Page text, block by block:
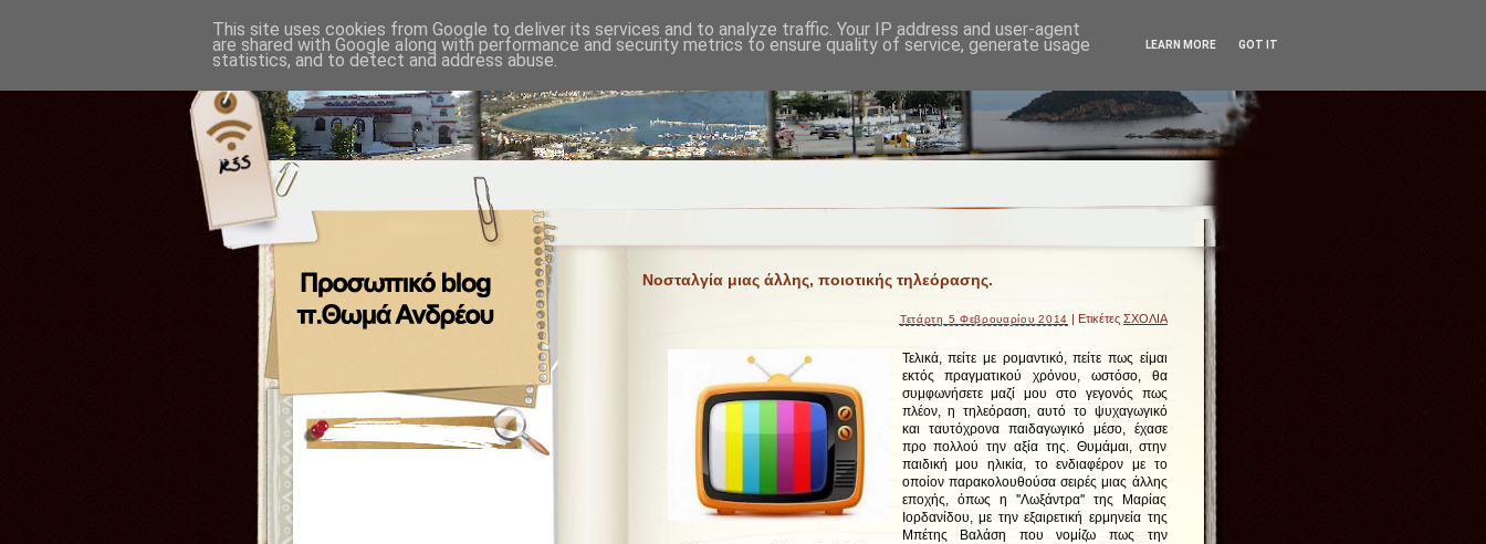
Νοσταλγία μιας άλλης, ποιοτικής τηλεόρασης.
Τετάρτη 5 Φεβρουαρίου 2014 | Ετικέτες ΣΧΟΛΙΑ
Τελικά, πείτε με ρομαντικό, πείτε πως είμαι
εκτός πραγματικού χρόνου, ωστόσο, θα
συμφωνήσετε μαζί μου στο γεγονός πως
πλέον, η τηλεόραση, αυτό το ψυχαγωγικό
και ταυτόχρονα παιδαγωγικό μέσο, έχασε
προ πολλού την αξία της. Θυμάμαι, στην
παιδική μου ηλικία, το ενδιαφέρον με το
οποίον παρακολουθούσα σειρές μιας άλλης
εποχής, όπως η ''Λωξάντρα'' της Μαρίας
Ιορδανίδου, με την εξαιρετική ερμηνεία της
Μπέτης Βαλάση που νομίζω πως την
This site uses cookies from Google to deliver its services and to analyze traffic. Your IP address and user-agent
are shared with Google along with performance and security metrics to ensure quality of service, generate usage
statistics, and to detect and address abuse.
LEARN MORE GOT IT